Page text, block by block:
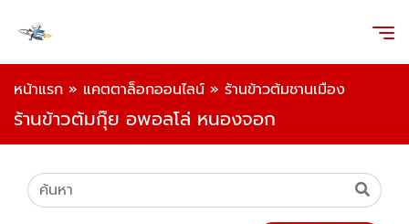
หน้าแรก » แคตตาล็อกออนไลน์ » ร้านข้าวต้มชานเมือง
ร้านข้าวต้มกุ๊ย อพอลโล่ หนองจอก